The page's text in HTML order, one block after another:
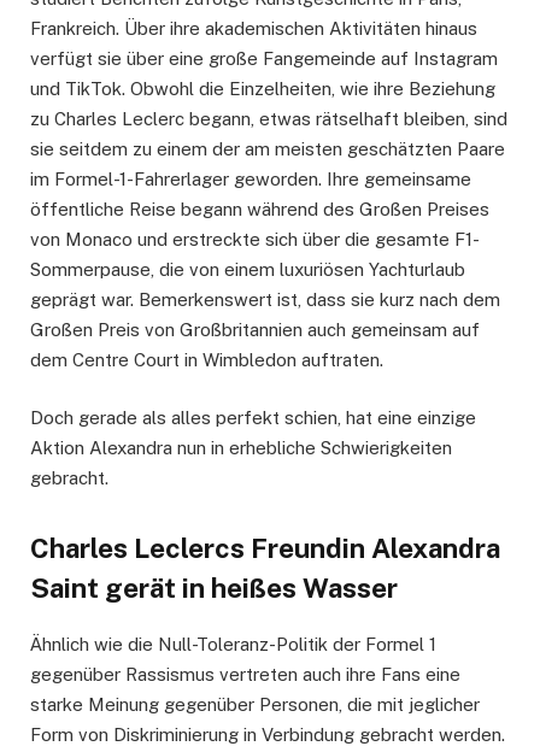
Frankreich. Über ihre akademischen Aktivitäten hinaus
verfügt sie über eine große Fangemeinde auf Instagram
und TikTok. Obwohl die Einzelheiten, wie ihre Beziehung
zu Charles Leclerc begann, etwas rätselhaft bleiben, sind
sie seitdem zu einem der am meisten geschätzten Paare
im Formel-1-Fahrerlager geworden. Ihre gemeinsame
öffentliche Reise begann während des Großen Preises
von Monaco und erstreckte sich über die gesamte F1-
Sommerpause, die von einem luxuriösen Yachturlaub
geprägt war. Bemerkenswert ist, dass sie kurz nach dem
Großen Preis von Großbritannien auch gemeinsam auf
dem Centre Court in Wimbledon auftraten.
Doch gerade als alles perfekt schien, hat eine einzige
Aktion Alexandra nun in erhebliche Schwierigkeiten
gebracht.
Charles Leclercs Freundin Alexandra
Saint gerät in heißes Wasser
Ähnlich wie die Null-Toleranz-Politik der Formel 1
gegenüber Rassismus vertreten auch ihre Fans eine
starke Meinung gegenüber Personen, die mit jeglicher
Form von Diskriminierung in Verbindung gebracht werden.